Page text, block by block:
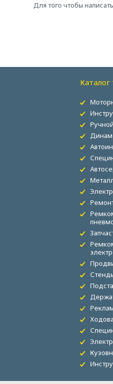
Для того чтобы